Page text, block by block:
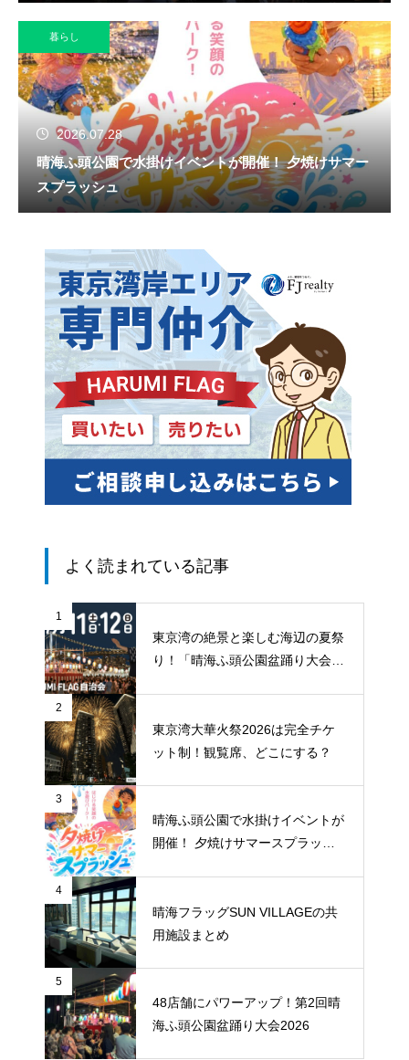
暮らし
2026.07.28
晴海ふ頭公園で水掛けイベントが開催！ 夕焼けサマー
スプラッシュ
よく読まれている記事
1
東京湾の絶景と楽しむ海辺の夏祭
り！「晴海ふ頭公園盆踊り大会20
2
東京湾大華火祭2026は完全チケ
ット制！観覧席、どこにする？
3
晴海ふ頭公園で水掛けイベントが
開催！ 夕焼けサマースプラッシ
4
晴海フラッグSUN VILLAGEの共
用施設まとめ
5
48店舗にパワーアップ！第2回晴
海ふ頭公園盆踊り大会2026